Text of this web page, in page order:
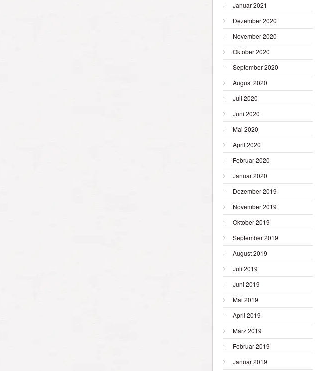
Januar 2021
Dezember 2020
November 2020
Oktober 2020
September 2020
August 2020
Juli 2020
Juni 2020
Mai 2020
April 2020
Februar 2020
Januar 2020
Dezember 2019
November 2019
Oktober 2019
September 2019
August 2019
Juli 2019
Juni 2019
Mai 2019
April 2019
März 2019
Februar 2019
Januar 2019